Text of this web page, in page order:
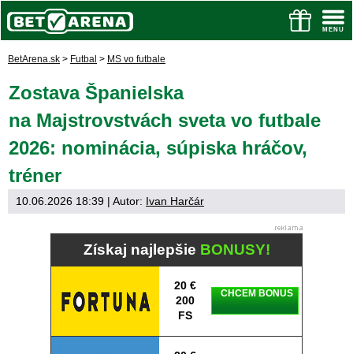
BetArena.sk > Futbal > MS vo futbale
Zostava Španielska
na Majstrovstvách sveta vo futbale
2026: nominácia, súpiska hráčov,
tréner
10.06.2026 18:39 | Autor: Ivan Harčár
Získaj najlepšie BONUSY!
20 €
200
FS
CHCEM BONUS